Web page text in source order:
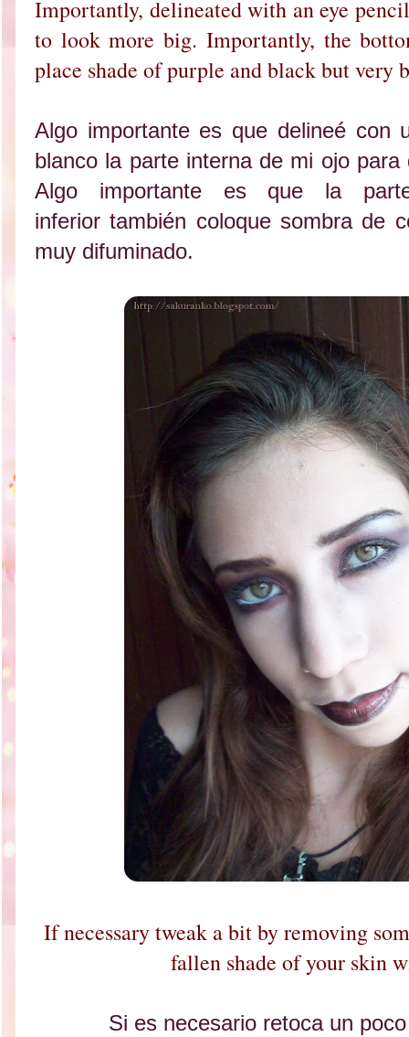
Importantly, delineated with an eye
to look more big. Importantly, the
place shade of purple and black but very
Algo importante es que delineé con
blanco la parte interna de mi ojo
Algo importante es que la
inferior también coloque sombra de
muy difuminado.
If necessary tweak a bit by removing
fallen shade of your skin
Si es necesario retoca un